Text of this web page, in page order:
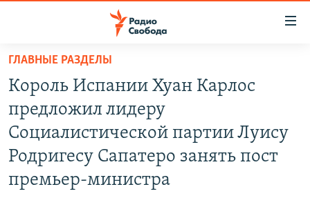
упрощенного
доступа
основному
содержанию
Вернутся
ПОДКАСТЫ
АВТОРСКИЕ ПРОЕКТЫ
ЦИТАТЫ СВОБОДЫ
МНЕНИЯ
ГЛАВНЫЕ РАЗДЕЛЫ
Король Испании Хуан Карлос
предложил лидеру
Социалистической партии Луису
Родригесу Сапатеро занять пост
премьер-министра